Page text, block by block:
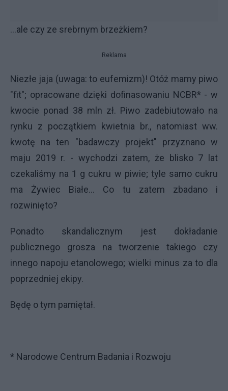
...ale czy ze srebrnym brzeżkiem?
Reklama
Niezłe jaja (uwaga: to eufemizm)! Otóż mamy piwo
"fit"; opracowane dzięki dofinasowaniu NCBR* - w
kwocie ponad 38 mln zł. Piwo zadebiutowało na
rynku z początkiem kwietnia br., natomiast ww.
kwotę na ten "badawczy projekt" przyznano w
maju 2019 r. - wychodzi zatem, że blisko 7 lat
czekaliśmy na 1 g cukru w piwie; tyle samo cukru
ma Żywiec Białe... Co tu zatem zbadano i
rozwinięto?
Ponadto skandalicznym jest dokładanie
publicznego grosza na tworzenie takiego czy
innego napoju etanolowego; wielki minus za to dla
poprzedniej ekipy.
Będę o tym pamiętał.
* Narodowe Centrum Badania i Rozwoju